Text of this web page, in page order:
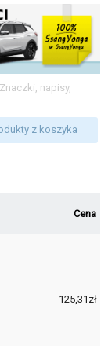
Znaczki, napisy,
z koszyka
Cena
125,31zł